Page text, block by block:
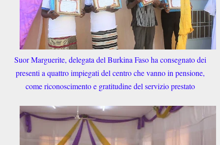
Suor Marguerite, delegata del Burkina Faso ha consegnato dei
presenti a quattro impiegati del centro che vanno in pensione,
come riconoscimento e gratitudine del servizio prestato